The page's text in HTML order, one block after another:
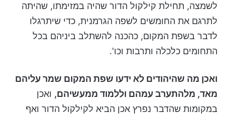
לשמצה, תחילת קילקול הדור שהיה במזימתו, שהיתה
לתרגם את החומשים לשפה הגרמנית, כדי שיתרגלו
לדבר בשפת המקום, כהכנה להשתלב ביניהם בכל
התחומים כלכלה ותרבות וכו'.
ואכן מה שהיהודים לא ידעו שפת המקום שמר עליהם
מאד, מלהתערב עמהם וללמוד ממעשיהם, ואכן
במקומות שהדבר נפרץ אכן הביא לקילקול הדור ואף